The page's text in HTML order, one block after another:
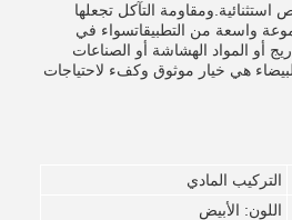
التآكل تجعلها
واسعة من التطبيقاتسواء في
أو المواد الهشاشة أو الصناعات
البيضاء هي خيار موثوق وكفء لاحتياجات
التركيب المادي
اللون: الأبيض